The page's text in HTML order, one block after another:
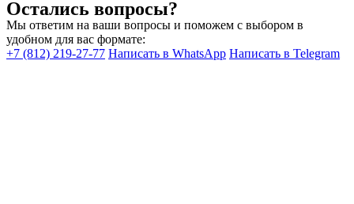
Остались вопросы?
Мы ответим на ваши вопросы и поможем с выбором в
удобном для вас формате:
+7 (812) 219-27-77 Написать в WhatsApp Написать в Telegram